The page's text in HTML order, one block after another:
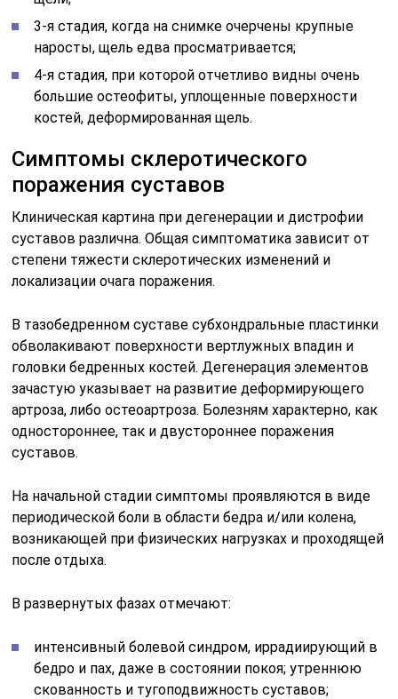
3-я стадия, когда на снимке очерчены крупные
наросты, щель едва просматривается;
4-я стадия, при которой отчетливо видны очень
большие остеофиты, уплощенные поверхности
костей, деформированная щель.
Симптомы склеротического
поражения суставов
Клиническая картина при дегенерации и дистрофии
суставов различна. Общая симптоматика зависит от
степени тяжести склеротических изменений и
локализации очага поражения.
В тазобедренном суставе субхондральные пластинки
обволакивают поверхности вертлужных впадин и
головки бедренных костей. Дегенерация элементов
зачастую указывает на развитие деформирующего
артроза, либо остеоартроза. Болезням характерно, как
одностороннее, так и двустороннее поражения
суставов.
На начальной стадии симптомы проявляются в виде
периодической боли в области бедра и/или колена,
возникающей при физических нагрузках и проходящей
после отдыха.
В развернутых фазах отмечают:
интенсивный болевой синдром, иррадиирующий в
бедро и пах, даже в состоянии покоя; утреннюю
скованность и тугоподвижность суставов;